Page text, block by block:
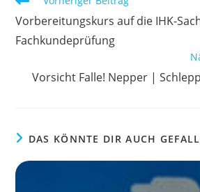
Artikel
ansehen
Vorbereitungskurs auf die IHK-
Fachkundeprüfung
Vorsicht Falle! Nepper |
DAS KÖNNTE DIR AUCH